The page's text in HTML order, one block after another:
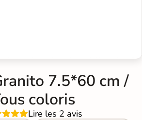
7.5*60 cm /
coloris
Lire les 2 avis